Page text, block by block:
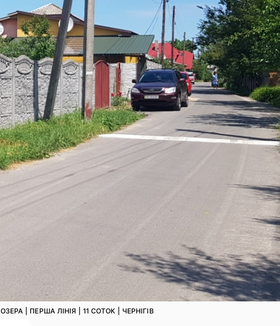
| ПЕРША ЛІНІЯ | 11 СОТОК | ЧЕРНІГІВ